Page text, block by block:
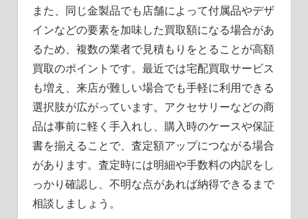
また、同じ金製品でも店舗によって付属品やデザ
インなどの要素を加味した買取額になる場合があ
るため、複数の業者で見積もりをとることが高額
買取のポイントです。最近では宅配買取サービス
も増え、来店が難しい場合でも手軽に利用できる
選択肢が広がっています。アクセサリーなどの商
品は事前に軽く手入れし、購入時のケースや保証
書を揃えることで、査定額アップにつながる場合
があります。査定時には明細や手数料の内訳をし
っかり確認し、不明な点があれば納得できるまで
相談しましょう。